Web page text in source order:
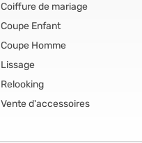
Coiffure de mariage
Coupe Enfant
Coupe Homme
Lissage
Relooking
Vente d'accessoires